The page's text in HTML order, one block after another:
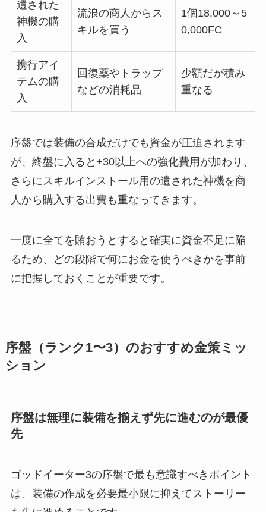
遺された
神機の購
入
流浪の商人からス
キルを買う
1個18,000～5
0,000FC
携行アイ
テムの購
入
回復薬やトラップ
などの消耗品
少額だが積み
重なる
序盤では装備の合成だけでも資金が圧迫されます
が、終盤に入ると+30以上への強化費用が加わり、
さらにスキルインストール用の遺された神機を商
人から購入する出費も重なってきます。
一度に全てを賄おうとすると確実に資金不足に陥
るため、どの段階で何にお金を使うべきかを事前
に把握しておくことが重要です。
序盤（ランク1〜3）のおすすめ金策ミッ
ション
序盤は無理に装備を揃えず先に進むのが最優
先
ゴッドイーター3の序盤で最も意識すべきポイント
は、装備の作成を必要最小限に抑えてストーリー